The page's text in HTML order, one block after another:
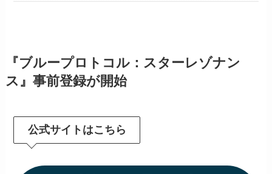
『ブループロトコル：スターレゾナン
ス』事前登録が開始
公式サイトはこちら